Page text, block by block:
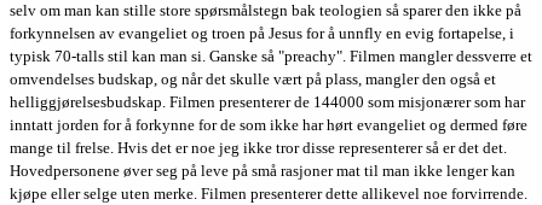
selv om man kan stille store spørsmålstegn bak teologien så sparer den ikke på
forkynnelsen av evangeliet og troen på Jesus for å unnfly en evig fortapelse, i
typisk 70-talls stil kan man si. Ganske så "preachy". Filmen mangler dessverre et
omvendelses budskap, og når det skulle vært på plass, mangler den også et
helliggjørelsesbudskap. Filmen presenterer de 144000 som misjonærer som har
inntatt jorden for å forkynne for de som ikke har hørt evangeliet og dermed føre
mange til frelse. Hvis det er noe jeg ikke tror disse representerer så er det det.
Hovedpersonene øver seg på leve på små rasjoner mat til man ikke lenger kan
kjøpe eller selge uten merke. Filmen presenterer dette allikevel noe forvirrende.